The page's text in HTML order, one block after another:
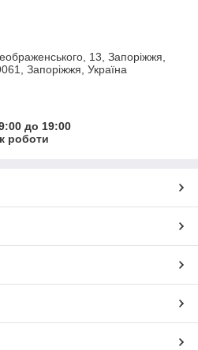
13, Запоріжжя,
Запоріжжя, Україна
до 19:00
роботи